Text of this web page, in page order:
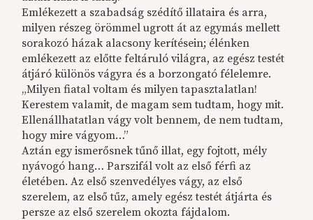
Emlékezett a szabadság szédítő illataira és arra,
milyen részeg örömmel ugrott át az egymás mellett
sorakozó házak alacsony kerítésein; élénken
emlékezett az előtte feltáruló világra, az egész testét
átjáró különös vágyra és a borzongató félelemre.
„Milyen fiatal voltam és milyen tapasztalatlan!
Kerestem valamit, de magam sem tudtam, hogy mit.
Ellenállhatatlan vágy volt bennem, de nem tudtam,
hogy mire vágyom…”
Aztán egy ismerősnek tűnő illat, egy fojtott, mély
nyávogó hang… Parszifál volt az első férfi az
életében. Az első szenvedélyes vágy, az első
szerelem, az első tűz, amely egész testét átjárta és
persze az első szerelem okozta fájdalom.